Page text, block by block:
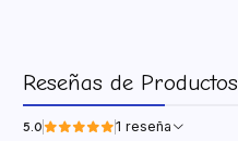
Reseñas de Productos
5.0 1 reseña